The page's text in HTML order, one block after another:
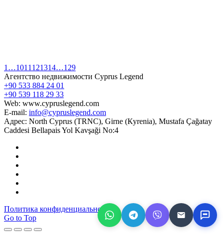
1 …1011 121314…129
Агентство недвижимости Cyprus Legend
+90 533 884 24 01
+90 539 118 29 33
Web: www.cypruslegend.com
E-mail: info@cypruslegend.com
Адрес: North Cyprus (ТRNC), Girne (Кyrenia), Mustafa Çağatay
Caddesi Bellapais Yol Kavşaği No:4
Политика конфиденциальности
Go to Top